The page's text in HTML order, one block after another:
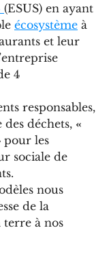
(ESUS) en ayant
écosystème à
et leur
4
responsables,
déchets, «
pour les
sociale de
nous
de la
à nos